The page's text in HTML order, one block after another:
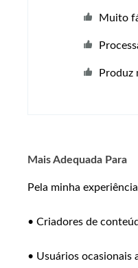
Muito
Produz
Mais Adequada Para
Pela minha
• Criadores de
• Usuários ocasionais